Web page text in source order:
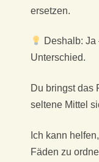
ersetzen.
Deshalb:
Unterschied.
Du bringst das
seltene Mittel
Ich kann
Fäden zu